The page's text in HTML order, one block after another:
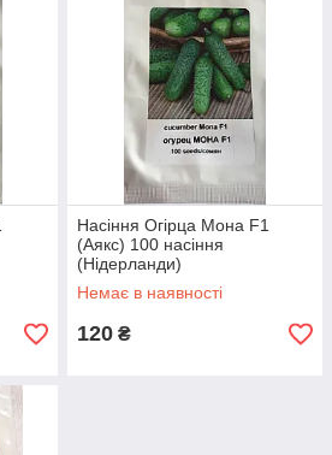
Насіння Огірца Мона F1
(Аякс) 100 насіння
(Нідерланди)
Немає в наявності
120 ₴